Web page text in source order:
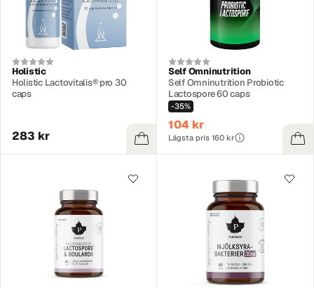
Holistic
Holistic Lactovitalis® pro 30
caps
283 kr
Self Omninutrition
Self Omninutrition Probiotic
Lactospore 60 caps
-35%
104 kr
Lägsta pris 160 kr